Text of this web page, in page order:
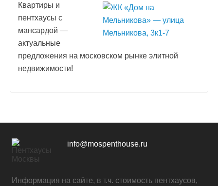
Квартиры и
пентхаусы с
мансардой —
актуальные
предложения на московском рынке элитной
недвижимости!
info@mospenthouse.ru
Информация на сайте, в т.ч. стоимость пентхаусов,